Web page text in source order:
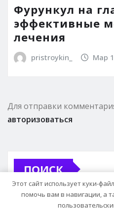
Фурункул на
эффективные
лечения
pristroykin_ Мар
Для отправки
авторизоваться
ПОИСК
Этот сайт использует куки-
помочь вам в навигации, а